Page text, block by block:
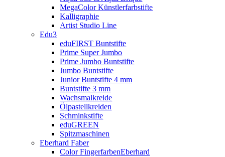
MegaColor Künstlerfarbstifte
Kalligraphie
Artist Studio Line
Edu3
eduFIRST Buntstifte
Prime Super Jumbo
Prime Jumbo Buntstifte
Jumbo Buntstifte
Junior Buntstifte 4 mm
Buntstifte 3 mm
Wachsmalkreide
Ölpastellkreiden
Schminkstifte
eduGREEN
Spitzmaschinen
Eberhard Faber
Color FingerfarbenEberhard